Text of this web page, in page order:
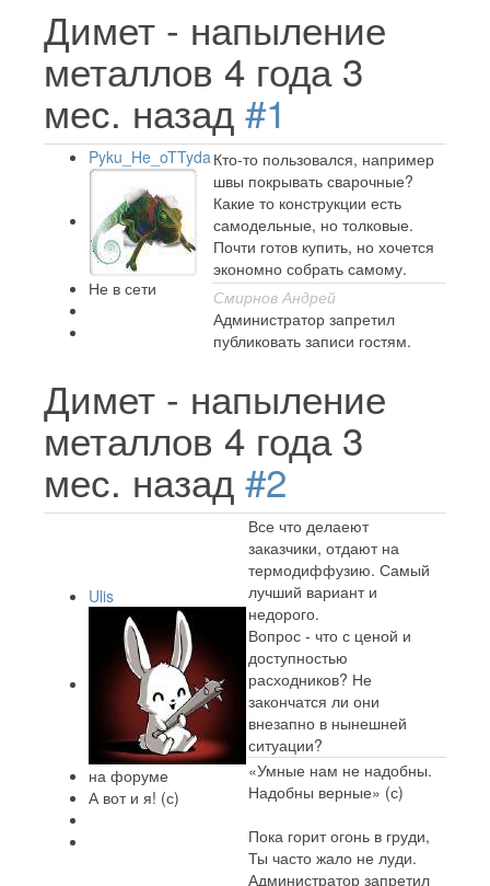
Димет - напыление
металлов 4 года 3
мес. назад #1
Pyku_He_oTTyda
Не в сети
Кто-то пользовался, например
швы покрывать сварочные?
Какие то конструкции есть
самодельные, но толковые.
Почти готов купить, но хочется
экономно собрать самому.
Смирнов Андрей
Администратор запретил
публиковать записи гостям.
Димет - напыление
металлов 4 года 3
мес. назад #2
Ulis
на форуме
А вот и я! (с)
Все что делаеют
заказчики, отдают на
термодиффузию. Самый
лучший вариант и
недорого.
Вопрос - что с ценой и
доступностью
расходников? Не
закончатся ли они
внезапно в нынешней
ситуации?
«Умные нам не надобны.
Надобны верные» (с)
Пока горит огонь в груди,
Ты часто жало не луди.
Администратор запретил